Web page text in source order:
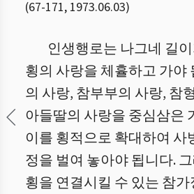
(67-171, 1973.06.03)
인생행로는 나그네 길
횡의 사랑을 체휼하고 가야
의 사랑, 참부부의 사랑, 참
아들딸의 사랑을 중심삼은
이를 횡적으로 확대하여 사
정을 벌여 놓아야 됩니다.
횡을 연결시킬 수 있는 참